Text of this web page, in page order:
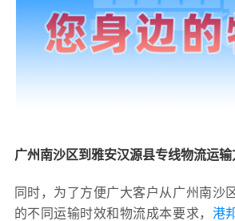
广州南沙区到雅安汉源县专线物流运输
同时，为了方便广大客户从广州南沙
的不同运输时效和物流成本要求， 港